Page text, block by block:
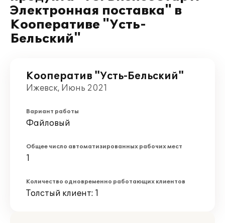
Электронная поставка" в
Кооперативе "Усть-
Бельский"
Кооператив "Усть-Бельский"
Ижевск, Июнь 2021
Вариант работы
Файловый
Общее число автоматизированных рабочих мест
1
Количество одновременно работающих клиентов
Толстый клиент: 1